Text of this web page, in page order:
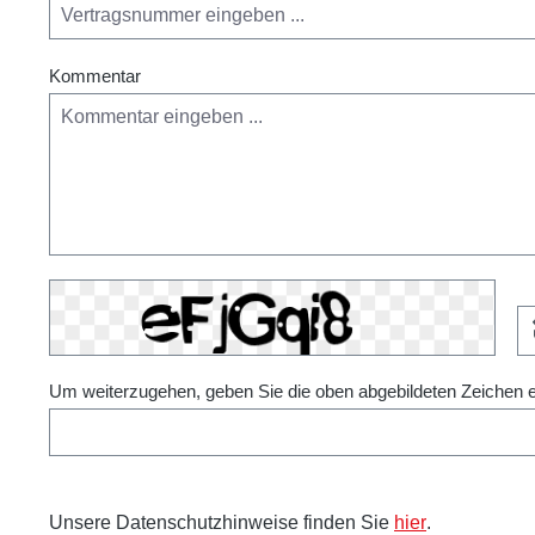
Kommentar
Um weiterzugehen, geben Sie die oben abgebildeten Zeichen
Unsere Datenschutzhinweise finden Sie hier.